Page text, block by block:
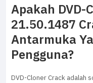
Apakah
21.50.1487
Antarmuka
Pengguna?
DVD-Cloner Crack adalah